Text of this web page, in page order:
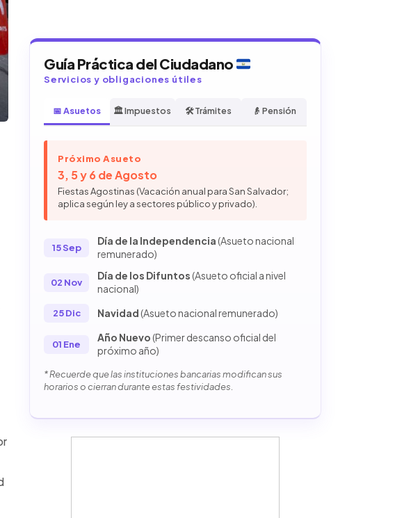
Guía Práctica del Ciudadano
Servicios y obligaciones útiles
📅 Asuetos 🏛️ Impuestos 🛠️ Trámites 👴 Pensión
Próximo Asueto
3, 5 y 6 de Agosto
Fiestas Agostinas (Vacación anual para San Salvador;
aplica según ley a sectores público y privado).
15 Sep
Día de la Independencia(Asueto nacional
remunerado)
02 Nov
Día de los Difuntos(Asueto oficial a nivel
nacional)
25 Dic Navidad(Asueto nacional remunerado)
01 Ene
Año Nuevo(Primer descanso oficial del
próximo año)
* Recuerde que las instituciones bancarias modifican sus
horarios o cierran durante estas festividades.